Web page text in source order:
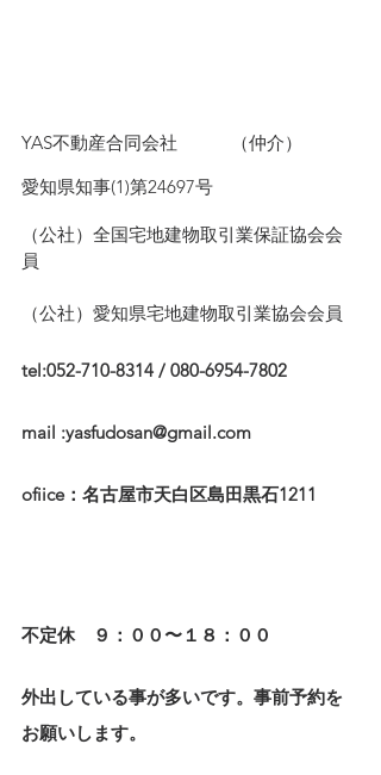
YAS不動産合同会社　　　（仲介）
愛知県知事(1)第24697号
（公社）全国宅地建物取引業保証協会会
員
（公社）愛知県宅地建物取引業協会会員
tel:052-710-8314 / 080-6954-7802
mail :yasfudosan@gmail.com
ofiice：名古屋市天白区島田黒石1211
不定休　９：００〜１８：００
外出している事が多いです。事前予約を
お願いします。